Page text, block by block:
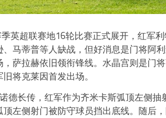
英超联赛地16轮比赛正式展开，红军
、马蒂普等人缺战，但好消息是门将阿
，萨拉赫依旧领衔锋线。水晶宫则是门
将克莱因首发出场。
德长传，红军作为齐米卡斯弧顶左侧
顶左侧射门被防守球员挡出底线。随后